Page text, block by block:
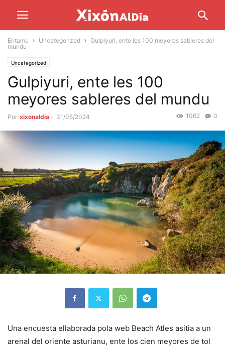
Entamu Uncategorized
Gulpiyuri, ente les 100 meyores sableres del
mundu
Uncategorized
Gulpiyuri, ente les 100
meyores sableres del mundu
Por xixonaldia - 31/05/2024 0
1062
Una encuesta ellaborada pola web Beach Atles asitia a un
arenal del oriente asturianu, ente los cien meyores de tol